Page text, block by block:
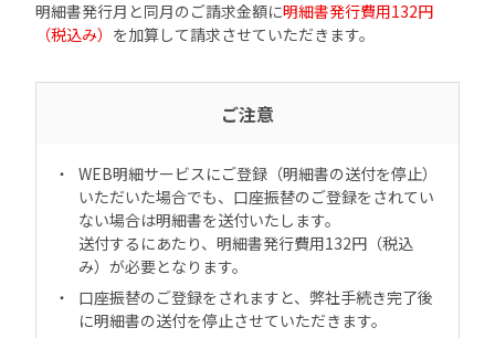
明細書発行月と同月のご請求金額に明細書発行費用132円
（税込み） を加算して請求させていただきます。
ご注意
WEB明細サービスにご登録（明細書の送付を停止）
いただいた場合でも、口座振替のご登録をされてい
ない場合は明細書を送付いたします。
送付するにあたり、明細書発行費用132円（税込
み）が必要となります。
口座振替のご登録をされますと、弊社手続き完了後
に明細書の送付を停止させていただきます。